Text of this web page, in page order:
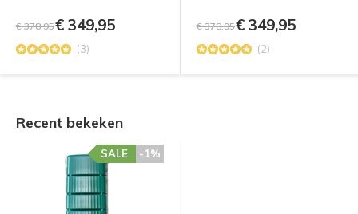
€ 378,95€ 349,95
(3)
€ 378,95€ 349,95
(2)
Recent bekeken
-1%
SALE